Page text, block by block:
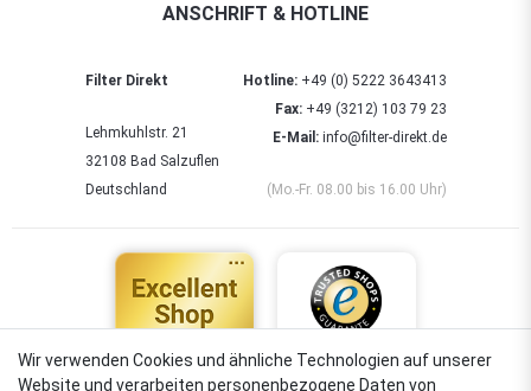
ANSCHRIFT & HOTLINE
Filter Direkt
Lehmkuhlstr. 21
32108 Bad Salzuflen
Deutschland
Hotline:+49 (0) 5222 3643413
Fax:+49 (3212) 103 79 23
E-Mail:info@filter-direkt.de
(Mo.-Fr. 08.00 bis 16.00 Uhr)
Wir verwenden Cookies und ähnliche Technologien auf unserer
Website und verarbeiten personenbezogene Daten von